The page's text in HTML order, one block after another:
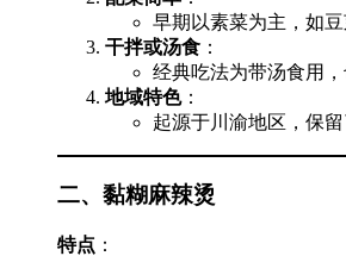
早期以素菜为主，如
干拌或汤食 ：
经典吃法为带汤食用
地域特色：
起源于川渝地区，保
二、黏糊麻辣烫
特点 ：